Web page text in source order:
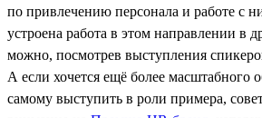
по привлечению персонала и работе с
устроена работа в этом направлении в
можно, посмотрев выступления
А если хочется ещё более масштабного
самому выступить в роли примера,